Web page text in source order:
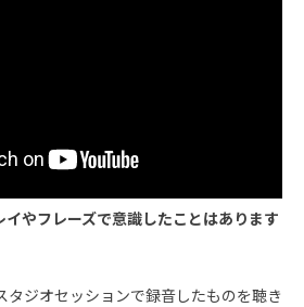
やフレーズで意識したことはあります
タジオセッションで録音したものを聴き